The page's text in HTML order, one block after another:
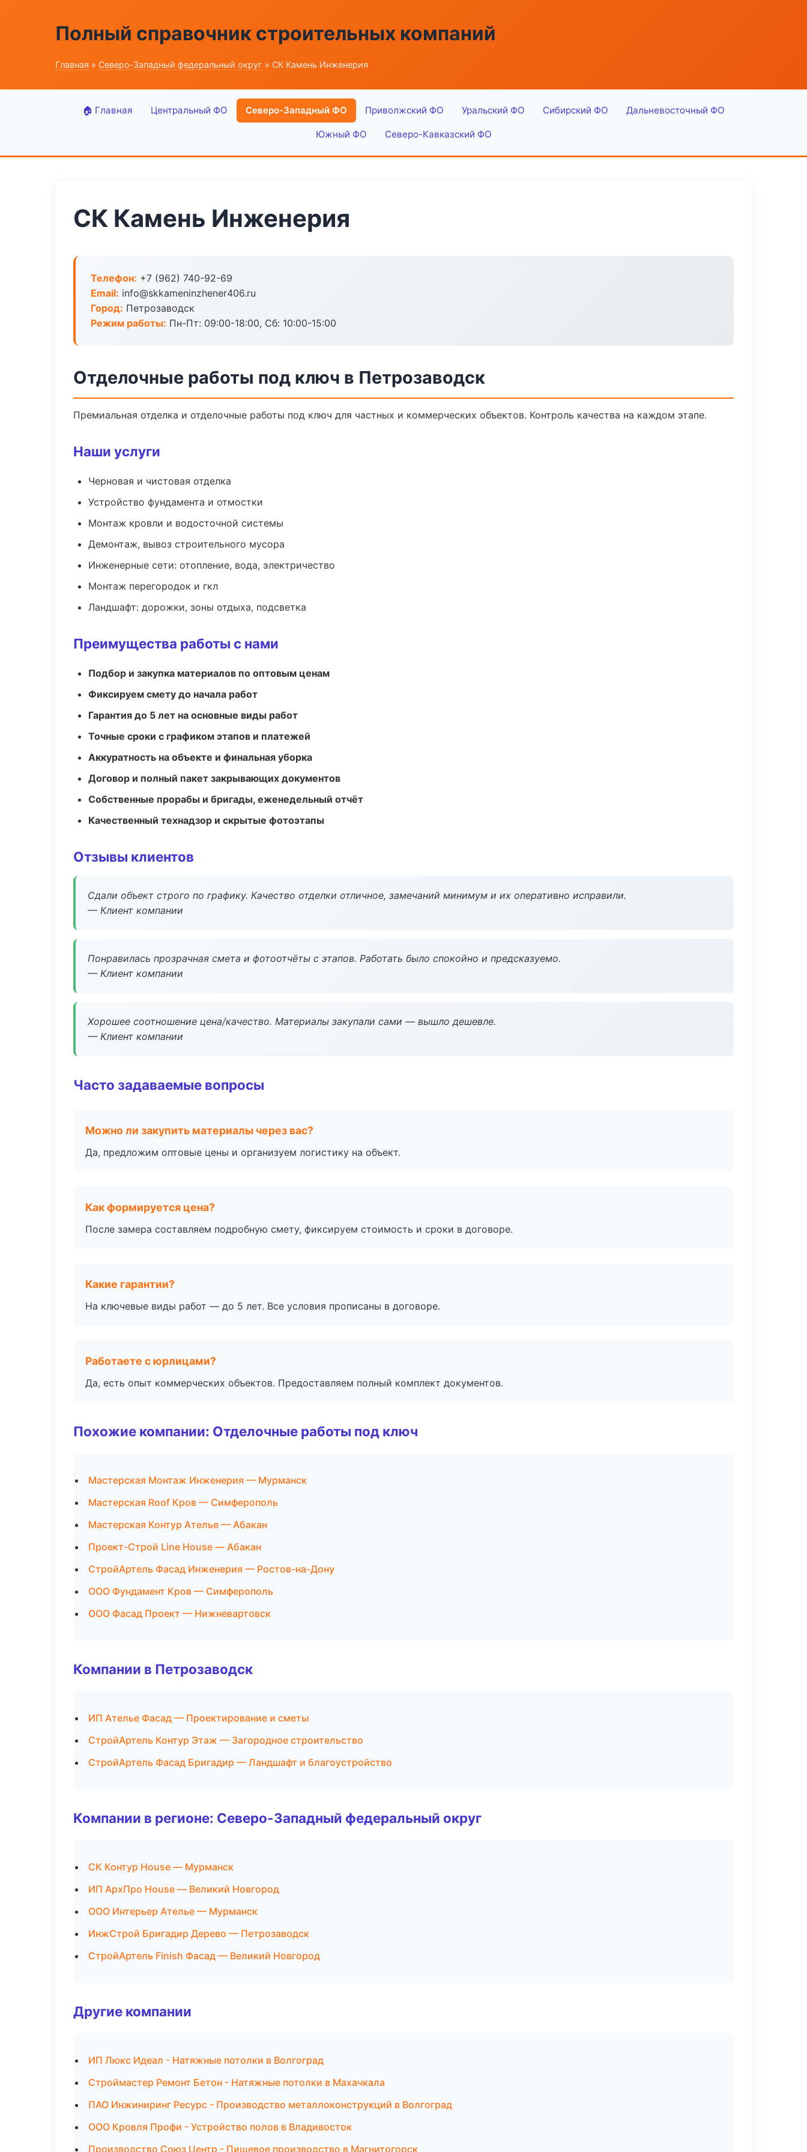
Полный справочник строительных компаний
Главная » Северо-Западный федеральный округ » СК Камень Инженерия
🏠 Главная Центральный ФО Северо-Западный ФО Приволжский ФО Уральский ФО Сибирский ФО Дальневосточный ФО
Южный ФО Северо-Кавказский ФО
СК Камень Инженерия
Телефон: +7 (962) 740-92-69
Email: info@skkameninzhener406.ru
Город: Петрозаводск
Режим работы: Пн-Пт: 09:00-18:00, Сб: 10:00-15:00
Отделочные работы под ключ в Петрозаводск
Премиальная отделка и отделочные работы под ключ для частных и коммерческих объектов. Контроль качества на каждом этапе.
Наши услуги
Черновая и чистовая отделка
Устройство фундамента и отмостки
Монтаж кровли и водосточной системы
Демонтаж, вывоз строительного мусора
Инженерные сети: отопление, вода, электричество
Монтаж перегородок и гкл
Ландшафт: дорожки, зоны отдыха, подсветка
Преимущества работы с нами
Подбор и закупка материалов по оптовым ценам
Фиксируем смету до начала работ
Гарантия до 5 лет на основные виды работ
Точные сроки с графиком этапов и платежей
Аккуратность на объекте и финальная уборка
Договор и полный пакет закрывающих документов
Собственные прорабы и бригады, еженедельный отчёт
Качественный технадзор и скрытые фотоэтапы
Отзывы клиентов
Сдали объект строго по графику. Качество отделки отличное, замечаний минимум и их оперативно исправили.
— Клиент компании
Понравилась прозрачная смета и фотоотчёты с этапов. Работать было спокойно и предсказуемо.
— Клиент компании
Хорошее соотношение цена/качество. Материалы закупали сами — вышло дешевле.
— Клиент компании
Часто задаваемые вопросы
Можно ли закупить материалы через вас?
Да, предложим оптовые цены и организуем логистику на объект.
Как формируется цена?
После замера составляем подробную смету, фиксируем стоимость и сроки в договоре.
Какие гарантии?
На ключевые виды работ — до 5 лет. Все условия прописаны в договоре.
Работаете с юрлицами?
Да, есть опыт коммерческих объектов. Предоставляем полный комплект документов.
Похожие компании: Отделочные работы под ключ
Мастерская Монтаж Инженерия — Мурманск
Мастерская Roof Кров — Симферополь
Мастерская Контур Ателье — Абакан
Проект-Строй Line House — Абакан
СтройАртель Фасад Инженерия — Ростов-на-Дону
ООО Фундамент Кров — Симферополь
ООО Фасад Проект — Нижневартовск
Компании в Петрозаводск
ИП Ателье Фасад — Проектирование и сметы
СтройАртель Контур Этаж — Загородное строительство
СтройАртель Фасад Бригадир — Ландшафт и благоустройство
Компании в регионе: Северо-Западный федеральный округ
СК Контур House — Мурманск
ИП АрхПро House — Великий Новгород
ООО Интерьер Ателье — Мурманск
ИнжСтрой Бригадир Дерево — Петрозаводск
СтройАртель Finish Фасад — Великий Новгород
Другие компании
ИП Люкс Идеал - Натяжные потолки в Волгоград
Строймастер Ремонт Бетон - Натяжные потолки в Махачкала
ПАО Инжиниринг Ресурс - Производство металлоконструкций в Волгоград
ООО Кровля Профи - Устройство полов в Владивосток
Производство Союз Центр - Пищевое производство в Магнитогорск